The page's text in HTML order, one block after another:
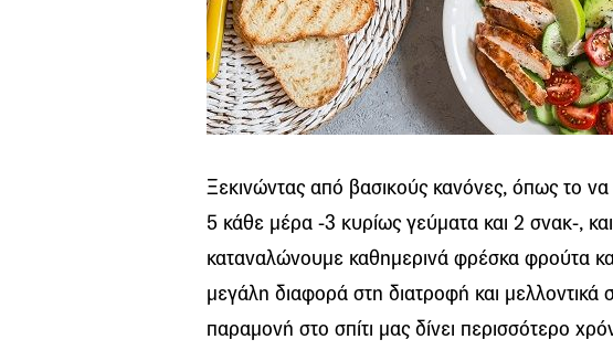
Ξεκινώντας από βασικούς κανόνες, όπως το
5 κάθε μέρα -3 κυρίως γεύματα και 2 σνακ-,
καταναλώνουμε καθημερινά φρέσκα φρούτα
μεγάλη διαφορά στη διατροφή και
παραμονή στο σπίτι μας δίνει περισσότερο